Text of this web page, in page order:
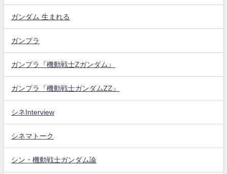
ガンダム 生まれる
ガンプラ
ガンプラ『機動戦士Zガンダム』
ガンプラ『機動戦士ガンダムZZ』
シネInterview
シネマトーク
シン・機動戦士ガンダム論